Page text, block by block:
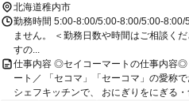
北海道稚内市
勤務時間 5:00-8:00/5:00-8:00/5:00-
ません。 ＜勤務日数や時間はご相談く
すの...
仕事内容 ◎セイコーマートの仕事内容◎
ート／ 「セコマ」「セーコマ」の愛称
シェフキッチンで、 おにぎりをにぎる